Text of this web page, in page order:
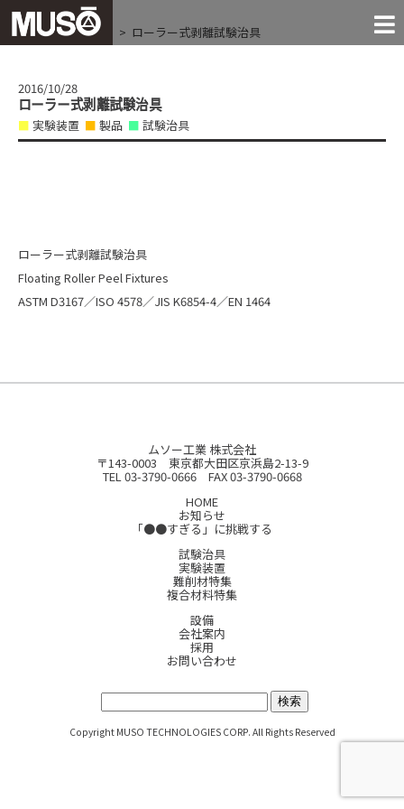
お知らせ
「●●すぎる」に挑戦する
試験治具
実験装置
設 備
会社案内
採 用
お問い合わせ
NEWS
ホーム 実験装置 ローラー式剥離試験治具
2016/10/28
ローラー式剥離試験治具
実験装置 製品 試験治具
ローラー式剥離試験治具
Floating Roller Peel Fixtures
ASTM D3167／ISO 4578／JIS K6854-4／EN 1464
ムソー工業 株式会社
〒143-0003 東京都大田区京浜島2-13-9
TEL 03-3790-0666 FAX 03-3790-0668
HOME
お知らせ
「●●すぎる」に挑戦する
試験治具
実験装置
難削材特集
複合材料特集
設備
会社案内
採用
お問い合わせ
サイト内検索:
Copyright MUSO TECHNOLOGIES CORP. All Rights Reserved